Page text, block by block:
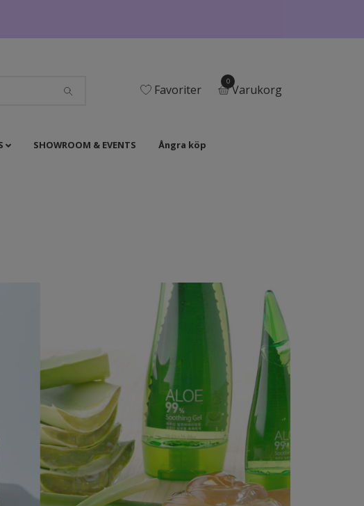
Favoriter
0
Varukorg
SHOWROOM & EVENTS Ångra köp